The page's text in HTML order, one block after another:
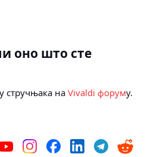
оно што сте
стручњака на Vivaldi форуму.